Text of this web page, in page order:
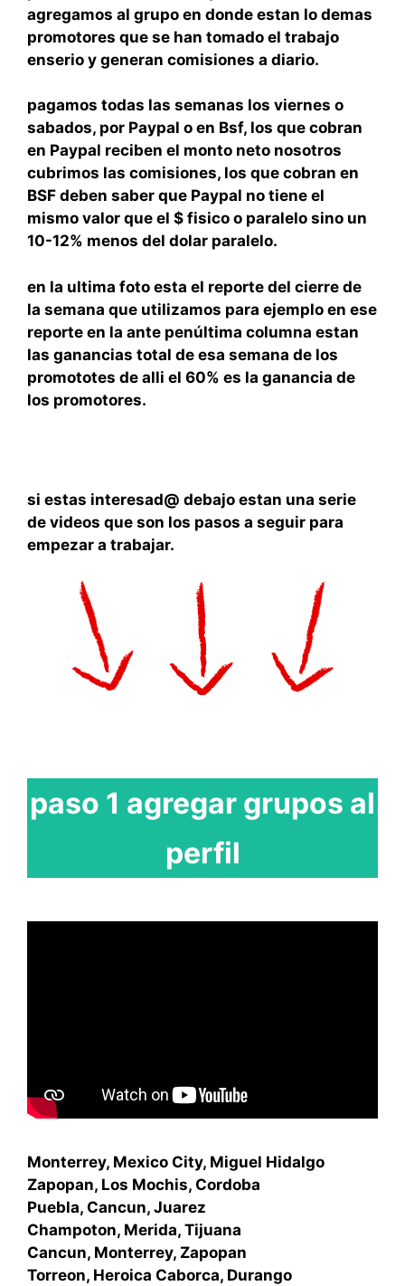
agregamos al grupo en donde estan lo demas
promotores que se han tomado el trabajo
enserio y generan comisiones a diario.
pagamos todas las semanas los viernes o
sabados, por Paypal o en Bsf, los que cobran
en Paypal reciben el monto neto nosotros
cubrimos las comisiones, los que cobran en
BSF deben saber que Paypal no tiene el
mismo valor que el $ fisico o paralelo sino un
10-12% menos del dolar paralelo.
en la ultima foto esta el reporte del cierre de
la semana que utilizamos para ejemplo en ese
reporte en la ante penúltima columna estan
las ganancias total de esa semana de los
promototes de alli el 60% es la ganancia de
los promotores.
si estas interesad@ debajo estan una serie
de videos que son los pasos a seguir para
empezar a trabajar.
paso 1 agregar grupos al
perfil
Monterrey, Mexico City, Miguel Hidalgo
Zapopan, Los Mochis, Cordoba
Puebla, Cancun, Juarez
Champoton, Merida, Tijuana
Cancun, Monterrey, Zapopan
Torreon, Heroica Caborca, Durango